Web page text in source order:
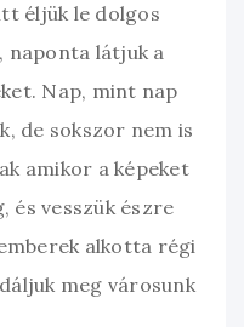
éljük le dolgos
naponta látjuk a
Nap, mint nap
de sokszor nem is
amikor a képeket
és vesszük észre
alkotta régi
meg városunk